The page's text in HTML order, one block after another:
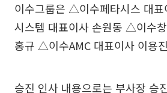
이수그룹은 △이수페타시스 대
시스템 대표이사 손원동 △이수
홍규 △이수AMC 대표이사 이용
승진 인사 내용으로는 부사장 승